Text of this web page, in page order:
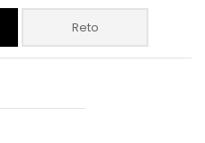
Reto